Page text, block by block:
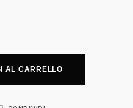
AL CARRELLO